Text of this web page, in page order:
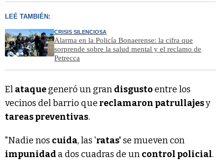
LEÉ TAMBIÉN:
CRISIS SILENCIOSA
Alarma en la Policía Bonaerense: la cifra que
sorprende sobre la salud mental y el reclamo de
Petrecca
El ataquegeneró un gran disgusto entre los
vecinos del barrio que reclamaron patrullajesy
tareas preventivas.
"Nadie nos cuida, las 'ratas' se mueven con
impunidad a dos cuadras de un control policial.